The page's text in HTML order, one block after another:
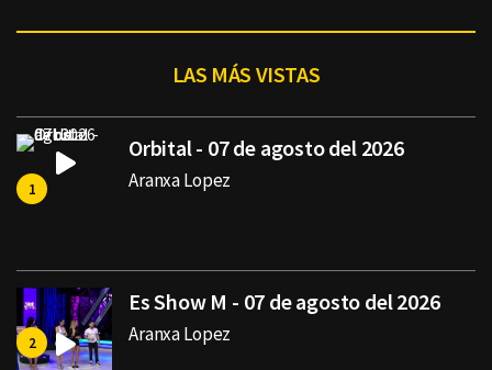
LAS MÁS VISTAS
Orbital - 07 de agosto del 2026
Aranxa Lopez
Es Show M - 07 de agosto del 2026
Aranxa Lopez